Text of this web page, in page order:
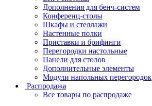
Дополнения для бенч-систем
Конференц-столы
Шкафы и стеллажи
Настенные полки
Приставки и брифинги
Перегородки настольные
Панели для столов
Дополнительные элементы
Модули напольных перегородок
Распродажа
Все товары по распродаже